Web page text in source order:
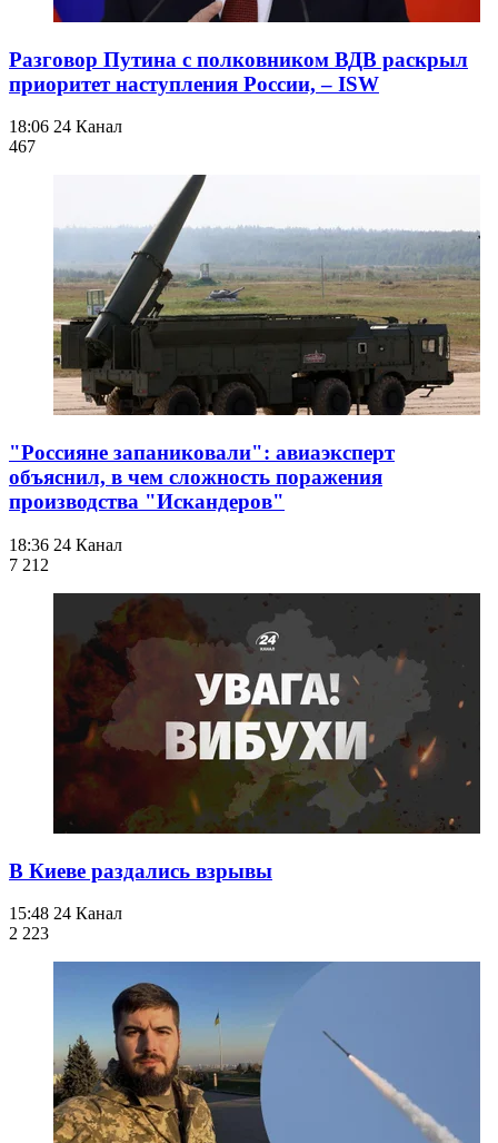
Разговор Путина с полковником ВДВ раскрыл
приоритет наступления России, – ISW
18:06 24 Канал
467
"Россияне запаниковали": авиаэксперт
объяснил, в чем сложность поражения
производства "Искандеров"
18:36 24 Канал
7 212
В Киеве раздались взрывы
15:48 24 Канал
2 223